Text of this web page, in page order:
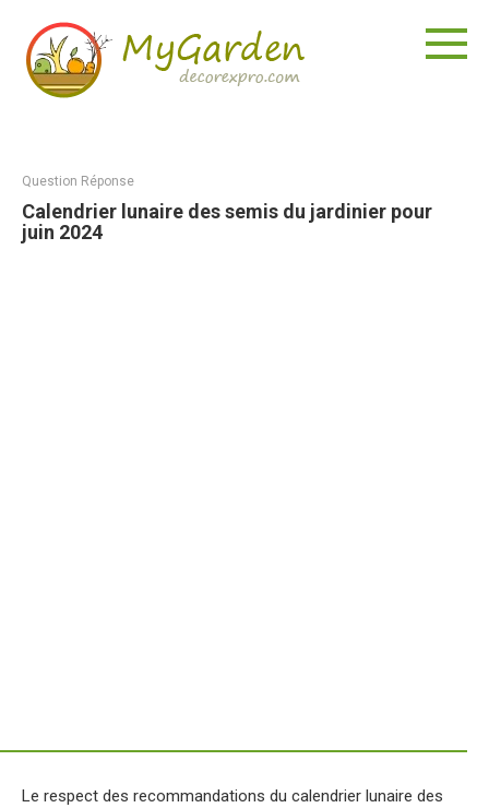
contenu
Question Réponse
Calendrier lunaire des semis du jardinier pour
juin 2024
Le respect des recommandations du calendrier lunaire des